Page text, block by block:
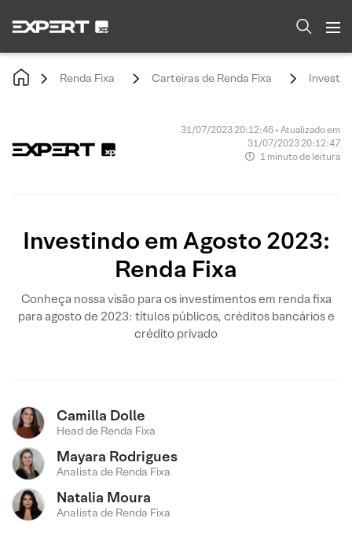
Renda Fixa Carteiras de Renda Fixa
31/07/2023 20:12:46 • Atualizado em
31/07/2023 20:12:47
1 minuto de leitura
Investindo em Agosto 2023:
Renda Fixa
Conheça nossa visão para os investimentos em renda fixa
para agosto de 2023: títulos públicos, créditos bancários e
crédito privado
Camilla Dolle
Head de Renda Fixa
Mayara Rodrigues
Analista de Renda Fixa
Natalia Moura
Analista de Renda Fixa